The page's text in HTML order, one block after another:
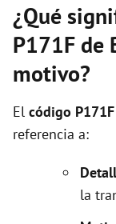
¿Qué
P171F de
motivo?
El código P171F
referencia a:
la